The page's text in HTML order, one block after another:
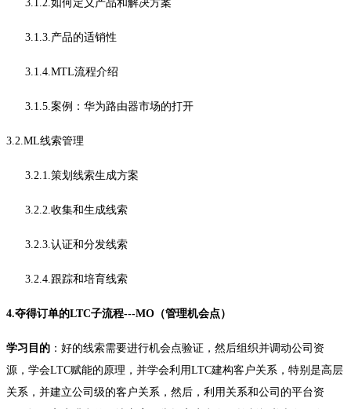
3.1.2.如何定义产品和解决方案
3.1.3.产品的适销性
3.1.4.MTL流程介绍
3.1.5.案例：华为路由器市场的打开
3.2.ML线索管理
3.2.1.策划线索生成方案
3.2.2.收集和生成线索
3.2.3.认证和分发线索
3.2.4.跟踪和培育线索
4.夺得订单的LTC子流程---MO（管理机会点）
学习目的 ：好的线索需要进行机会点验证，然后组织并调动公司资
源，学会LTC赋能的原理，并学会利用LTC建构客户关系，特别是高层
关系，并建立公司级的客户关系，然后，利用关系和公司的平台资